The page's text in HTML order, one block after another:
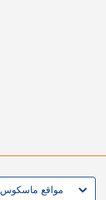
مواقع ماسكوس